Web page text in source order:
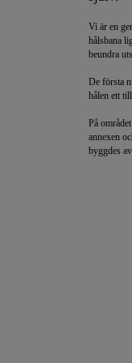
Vi är en
hålsbana
beundra
De första
hålen ett
På
annexen
byggdes